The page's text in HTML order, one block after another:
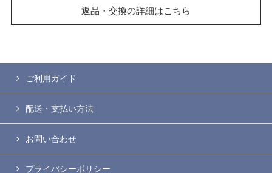
返品・交換の詳細はこちら
ご利用ガイド
配送・支払い方法
お問い合わせ
プライバシーポリシー